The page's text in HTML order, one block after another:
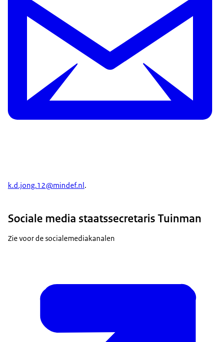
k.d.jong.12@mindef.nl .
Sociale media staatssecretaris Tuinman
Zie voor de socialemediakanalen